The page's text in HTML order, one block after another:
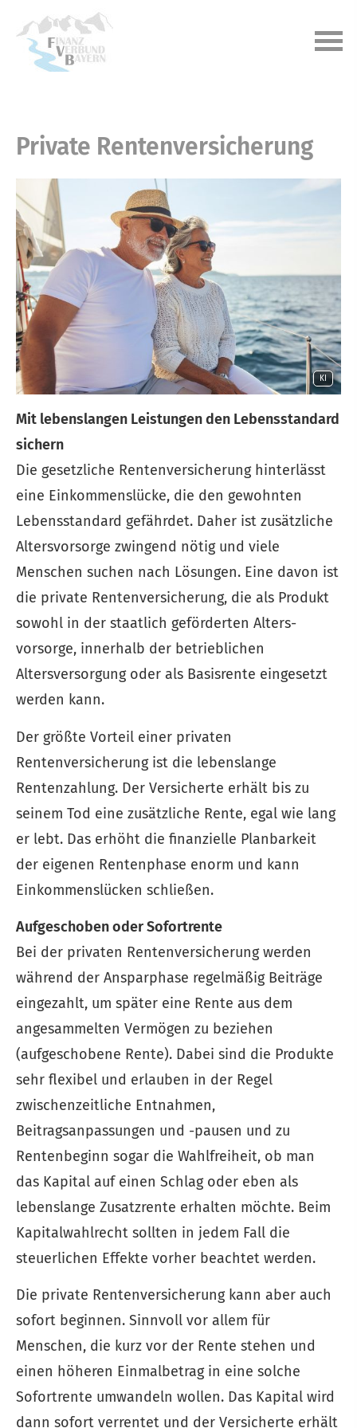
Private Rentenversicherung
KI
Mit lebenslangen Leistungen den Lebensstandard
sichern
Die gesetzliche Rentenversicherung hinterlässt
eine Einkommenslücke, die den gewohnten
Lebensstandard gefährdet. Daher ist zusätzliche
Alters­vorsorge zwingend nötig und viele
Menschen suchen nach Lösungen. Eine davon ist
die private Rentenversicherung, die als Produkt
sowohl in der staatlich geförderten Alters­
vorsorge, innerhalb der betrieblichen
Altersversorgung oder als Basisrente eingesetzt
werden kann.
Der größte Vorteil einer privaten
Rentenversicherung ist die lebenslange
Rentenzahlung. Der Versicherte erhält bis zu
seinem Tod eine zusätzliche Rente, egal wie lang
er lebt. Das erhöht die finanzielle Planbarkeit
der eigenen Rentenphase enorm und kann
Einkommenslücken schließen.
Aufgeschoben oder Sofortrente
Bei der privaten Rentenversicherung werden
während der Ansparphase regelmäßig Beiträge
eingezahlt, um später eine Rente aus dem
angesammelten Vermögen zu beziehen
(aufgeschobene Rente). Dabei sind die Produkte
sehr flexibel und erlauben in der Regel
zwischenzeitliche Entnahmen,
Beitragsanpassungen und -pausen und zu
Rentenbeginn sogar die Wahlfreiheit, ob man
das Kapital auf einen Schlag oder eben als
lebenslange Zusatzrente erhalten möchte. Beim
Kapitalwahlrecht sollten in jedem Fall die
steuerlichen Effekte vorher beachtet werden.
Die private Rentenversicherung kann aber auch
sofort beginnen. Sinnvoll vor allem für
Menschen, die kurz vor der Rente stehen und
einen höheren Einmalbetrag in eine solche
Sofortrente umwandeln wollen. Das Kapital wird
dann sofort verrentet und der Versicherte erhält